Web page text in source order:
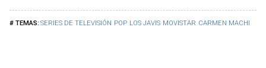
SERIES DE TELEVISIÓN POP LOS JAVIS MOVISTAR CARMEN MACHI